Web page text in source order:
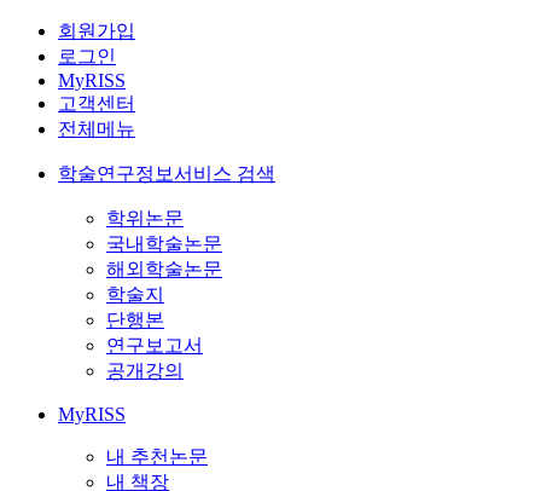
회원가입
로그인
MyRISS
고객센터
전체메뉴
학술연구정보서비스 검색
학위논문
국내학술논문
해외학술논문
학술지
단행본
연구보고서
공개강의
MyRISS
내 추천논문
내 책장